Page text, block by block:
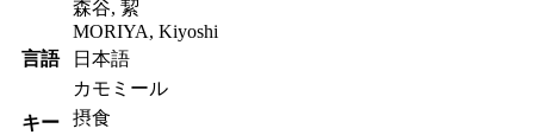
森谷, 絜
MORIYA, Kiyoshi
言語
日本語
キー
カモミール
摂食